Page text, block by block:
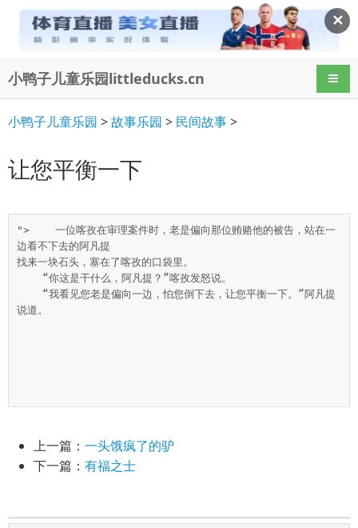
✕
小鸭子儿童乐园littleducks.cn 导航
小鸭子儿童乐园 >故事乐园 > 民间故事>
让您平衡一下
">    一位喀孜在审理案件时，老是偏向那位贿赂他的被告，站在一
边看不下去的阿凡提
找来一块石头，塞在了喀孜的口袋里。
说道。
上一篇： 一头饿疯了的驴
下一篇： 有福之士